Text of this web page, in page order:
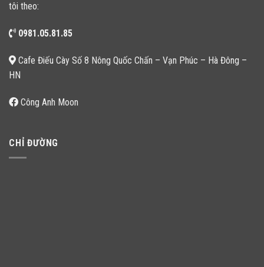
tôi theo:
0981.05.81.85
Cafe Điếu Cày Số 8 Nông Quốc Chấn – Vạn Phúc – Hà Đông –
HN
Công Anh Moon
CHỈ ĐƯỜNG